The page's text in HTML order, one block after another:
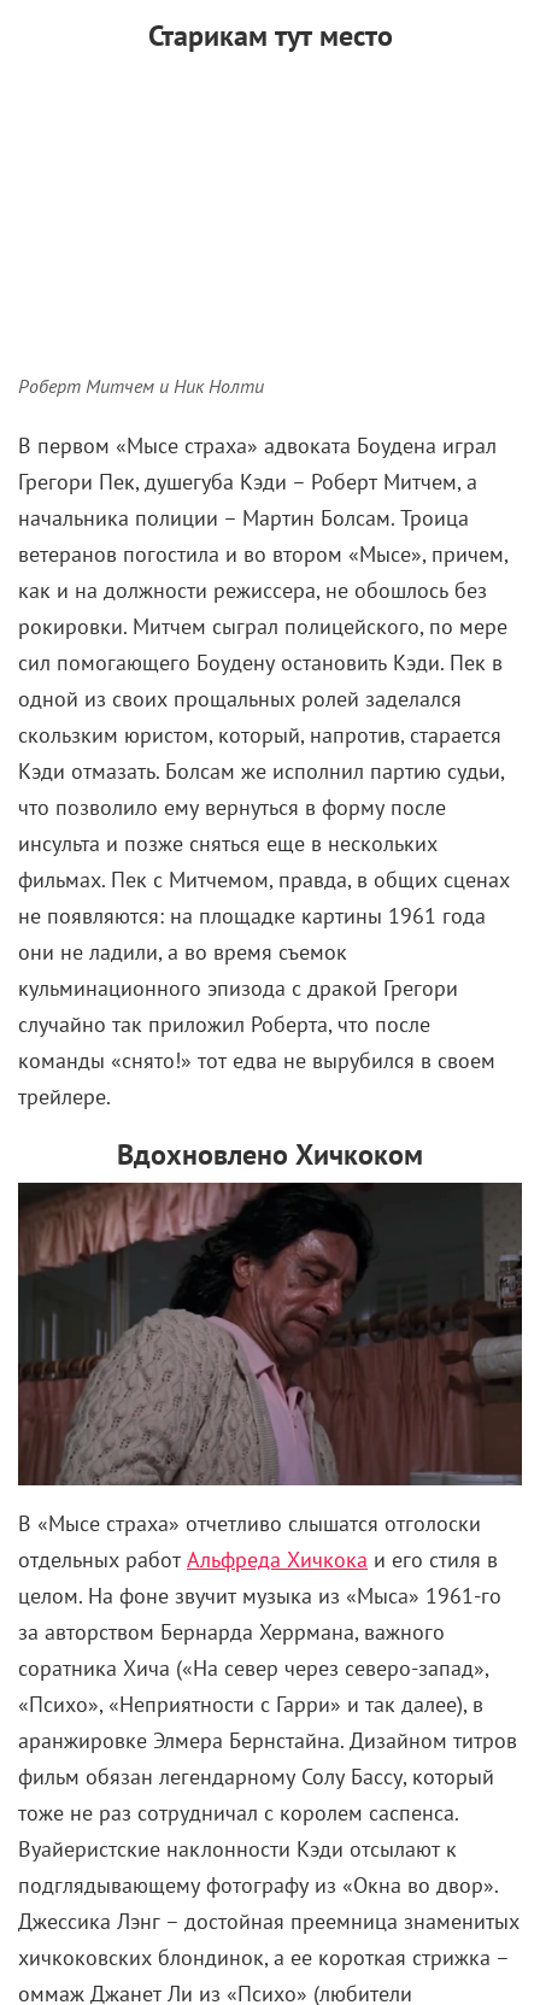
кульминационного эпизода с дракой Грегори
случайно так приложил Роберта, что после
В «Мысе страха» отчетливо слышатся отголоски
отдельных работАльфреда Хичкокаи его стиля в
целом. На фоне звучит музыка из «Мыса» 1961-го
за авторством Бернарда Херрмана, важного
соратника Хича («На север через северо-запад»,
«Психо», «Неприятности с Гарри» и так далее), в
аранжировке Элмера Бернстайна. Дизайном титров
фильм обязан легендарному Солу Бассу, который
тоже не раз сотрудничал с королем саспенса.
Вуайеристские наклонности Кэди отсылают к
подглядывающему фотографу из «Окна во двор».
Джессика Лэнг – достойная преемница знаменитых
хичкоковских блондинок, а ее короткая стрижка –
оммаж Джанет Ли из «Психо» (любители
конспирологии также могут заметить, что их имена
и фамилии начинаются с одних и тех же букв). Ну а
убитую им домработницу – пламенный привет
Норману Бейтсу.
В качестве оператора Скорсезе рассматривал
кандидатуру Роберта Ричардсона, специалиста
широчайшего профиля, в чьем портфолио –
гигантский список проектов: от «Взвода» и
«Прирожденных убийц» до «Острова проклятых» и
хитовКвентина Тарантино. Но Мартин предпочел
ему британца Фредди Фрэнсиса, к тому моменту
отметившегося на «Человеке-слоне» Дэвида Линча
и массе ужастиков студии Hammer.«Главное, что
Фредди понимал концепцию готической атмосферы.
И осознавал, чего я жду от этой картины», –
говорил Скорсезе. Напряженные крупные планы,
тревожные краски, игры с построением кадра –
многое здесь напоминает хичкоковские техники.
Которые Мартин блестяще адаптировал для своего
дискомфортного шедевра о распаде семьи,
усугубившемся из-за вторжения незваного гостя.
Если вы нашли ошибку, пожалуйста, выделите фрагмент текста и
нажмитеCtrl+Enter.
Мартин Скорсезе Роберт Де Ниро